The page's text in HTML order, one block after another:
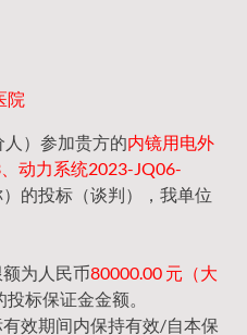
院
人）参加贵方的内镜用电外
动力系统2023-JQ06-
的投标（谈判），我单位
为人民币80000.00 元（大
投标保证金金额。
效期间内保持有效/自本保